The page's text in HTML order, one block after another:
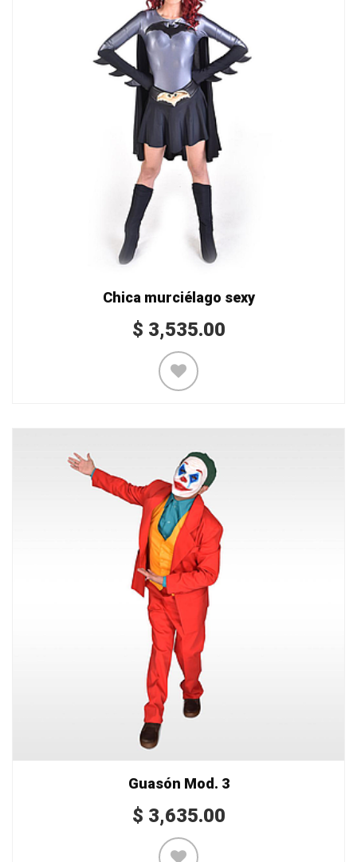
Chica murciélago sexy
$ 3,535.00
Guasón Mod. 3
$ 3,635.00